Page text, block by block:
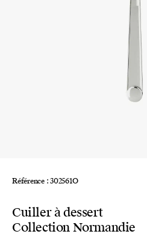
Référence : 302561O
Cuiller à dessert
Collection Normandie